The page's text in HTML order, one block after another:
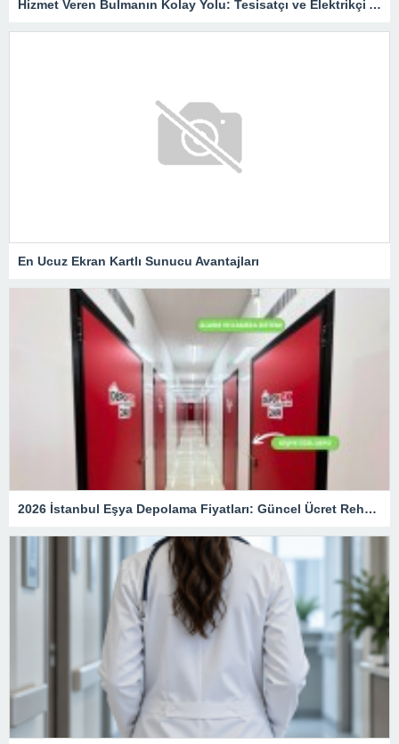
Hizmet Veren Bulmanın Kolay Yolu: Tesisatçı ve Elektrikçi Ararken Nelere Dikkat Edilmeli?
En Ucuz Ekran Kartlı Sunucu Avantajları
2026 İstanbul Eşya Depolama Fiyatları: Güncel Ücret Rehberi